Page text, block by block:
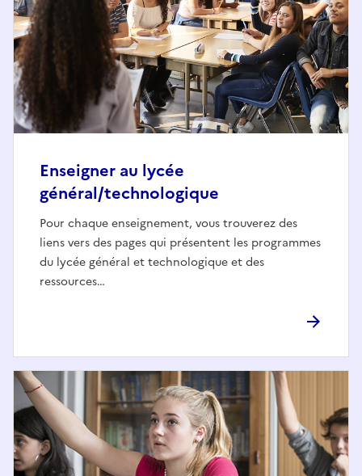
Enseigner au lycée
général/technologique
Pour chaque enseignement, vous trouverez des
liens vers des pages qui présentent les programmes
du lycée général et technologique et des
ressources…